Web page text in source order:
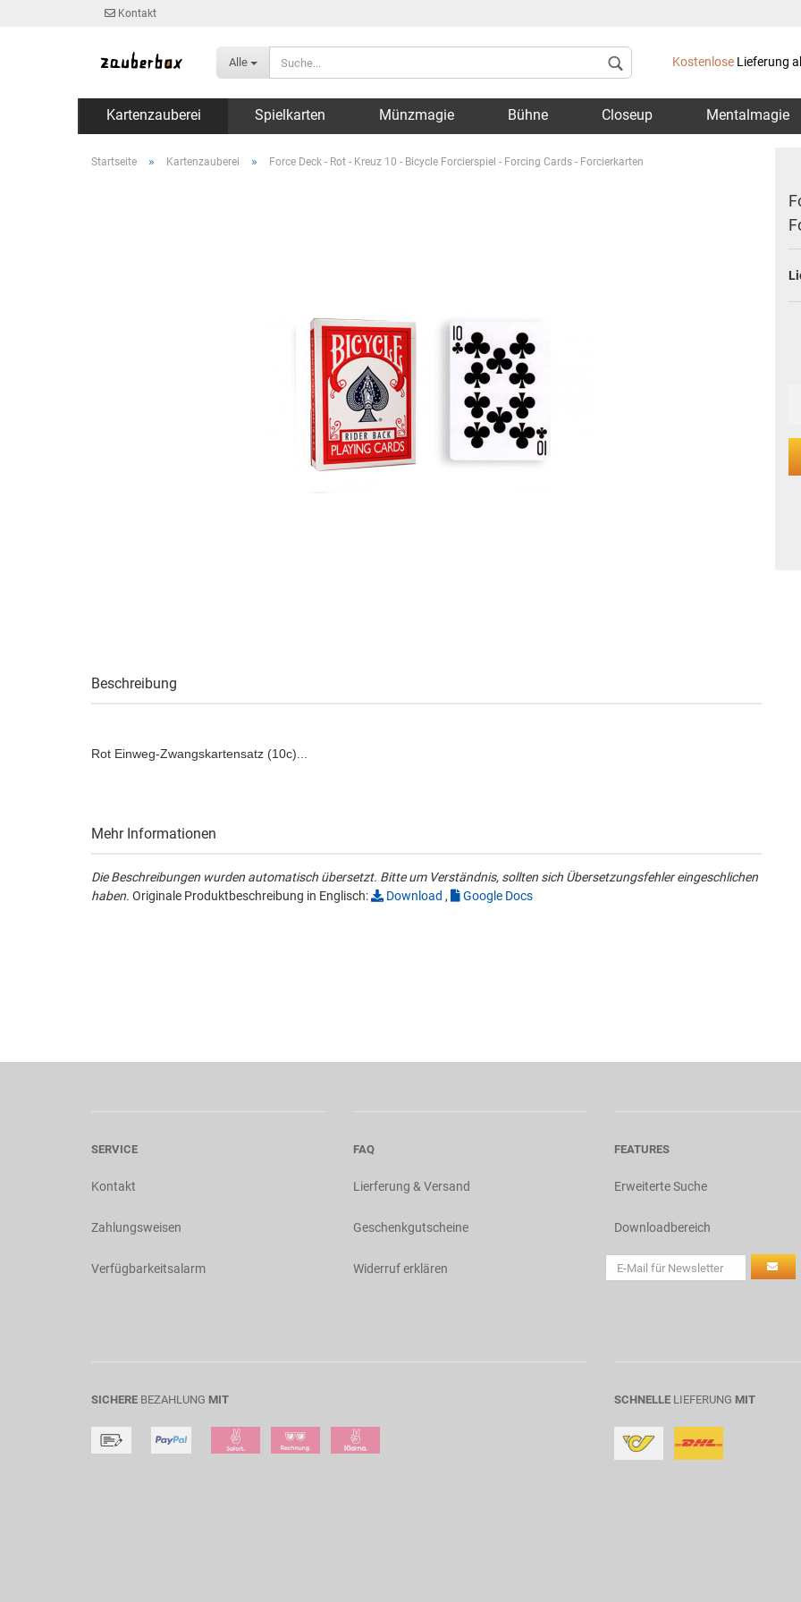
Kontakt
Lieferland
Alle Kostenlose Lieferung
Kartenzauberei Spielkarten Münzmagie Bühne Closeup Mentalmagie
Startseite » Kartenzauberei » Force Deck - Rot - Kreuz 10 - Bicycle Forcierspiel - Forcing Cards - Forcierkarten
Beschreibung
Rot Einweg-Zwangskartensatz (10c)...
Mehr Informationen
Die Beschreibungen wurden automatisch übersetzt. Bitte um Verständnis, sollten sich Übersetzungsfehler eingeschlichen
haben. Originale Produktbeschreibung in Englisch: Download , Google Docs
SERVICE
Kontakt
Zahlungsweisen
Verfügbarkeitsalarm
FAQ
Lierferung & Versand
Geschenkgutscheine
Widerruf erklären
FEATURES
Erweiterte Suche
Downloadbereich
SICHERE BEZAHLUNG MIT SCHNELLE LIEFERUNG MIT